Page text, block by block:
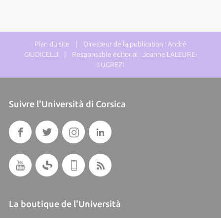
Plan du site | Directeur de la publication : André
GIUDICELLI | Responsable éditorial : Jeanne LALEURE-
LUGREZI
Suivre l'Università di Corsica
La boutique de l'Università